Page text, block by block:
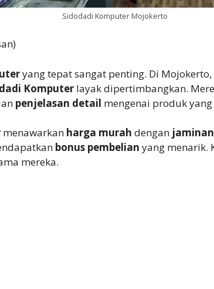
Sidodadi Komputer Mojokerto
yang tepat sangat penting. Di
Komputer layak dipertimbangkan.
penjelasan detail mengenai produk
menawarkan harga murah dengan
bonus pembelian yang menarik.
mereka.